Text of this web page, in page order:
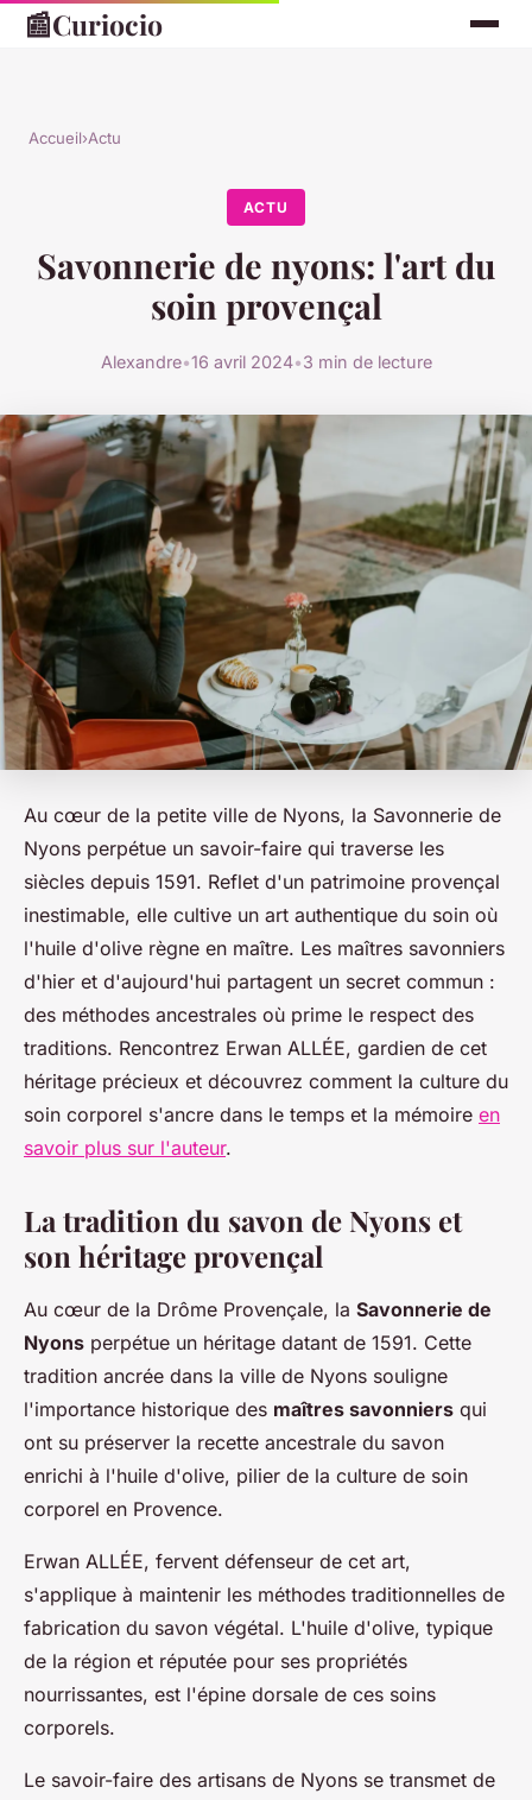
📰Curiocio
Accueil›Actu
ACTU
Savonnerie de nyons: l'art du
soin provençal
Alexandre•16 avril 2024•3 min de lecture
Au cœur de la petite ville de Nyons, la Savonnerie de
Nyons perpétue un savoir-faire qui traverse les
siècles depuis 1591. Reflet d'un patrimoine provençal
inestimable, elle cultive un art authentique du soin où
l'huile d'olive règne en maître. Les maîtres savonniers
d'hier et d'aujourd'hui partagent un secret commun :
des méthodes ancestrales où prime le respect des
traditions. Rencontrez Erwan ALLÉE, gardien de cet
héritage précieux et découvrez comment la culture du
soin corporel s'ancre dans le temps et la mémoire en
savoir plus sur l'auteur.
La tradition du savon de Nyons et
son héritage provençal
Au cœur de la Drôme Provençale, la Savonnerie de
Nyons perpétue un héritage datant de 1591. Cette
tradition ancrée dans la ville de Nyons souligne
l'importance historique des maîtres savonniers qui
ont su préserver la recette ancestrale du savon
enrichi à l'huile d'olive, pilier de la culture de soin
corporel en Provence.
Erwan ALLÉE, fervent défenseur de cet art,
s'applique à maintenir les méthodes traditionnelles de
fabrication du savon végétal. L'huile d'olive, typique
de la région et réputée pour ses propriétés
nourrissantes, est l'épine dorsale de ces soins
corporels.
Le savoir-faire des artisans de Nyons se transmet de